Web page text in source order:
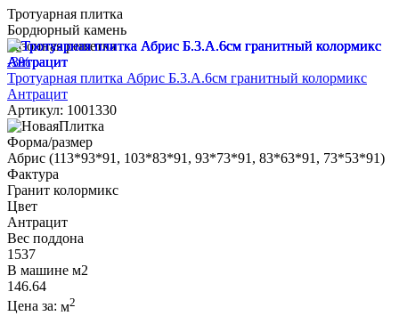
Тротуарная плитка
Бордюрный камень
Газонная решетка
-3%
Тротуарная плитка Абрис Б.3.А.6см гранитный колормикс
Антрацит
Артикул: 1001330
Форма/размер
Абрис (113*93*91, 103*83*91, 93*73*91, 83*63*91, 73*53*91)
Фактура
Гранит колормикс
Цвет
Антрацит
Вес поддона
1537
В машине м2
146.64
Цена за: м2